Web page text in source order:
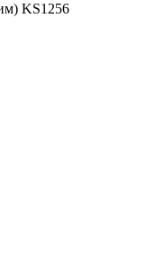
KS1256